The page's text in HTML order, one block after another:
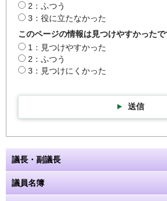
2：ふつう
3：役に立たなかった
このページの情報は見つけやすかったで
1：見つけやすかった
2：ふつう
3：見つけにくかった
送信
議長・副議長
議員名簿